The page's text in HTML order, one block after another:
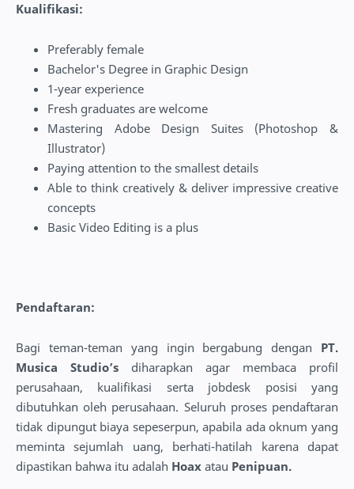
Kualifikasi:
Preferably female
Bachelor's Degree in Graphic Design
1-year experience
Fresh graduates are welcome
Mastering Adobe Design Suites (Photoshop &
Illustrator)
Paying attention to the smallest details
Able to think creatively & deliver impressive creative
concepts
Basic Video Editing is a plus
Pendaftaran:
Bagi teman-teman yang ingin bergabung dengan PT.
Musica Studio’s diharapkan agar membaca profil
perusahaan, kualifikasi serta jobdesk posisi yang
dibutuhkan oleh perusahaan. Seluruh proses pendaftaran
tidak dipungut biaya sepeserpun, apabila ada oknum yang
meminta sejumlah uang, berhati-hatilah karena dapat
dipastikan bahwa itu adalah Hoax atau Penipuan.